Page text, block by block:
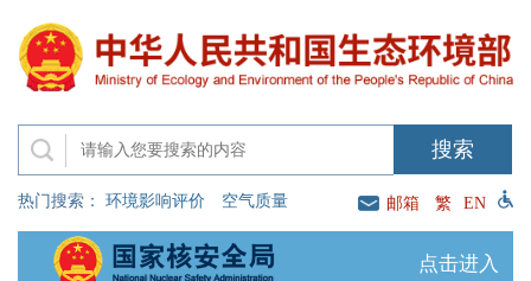
热门搜索： 环境影响评价 空气质量 邮箱 繁 EN
点击进入